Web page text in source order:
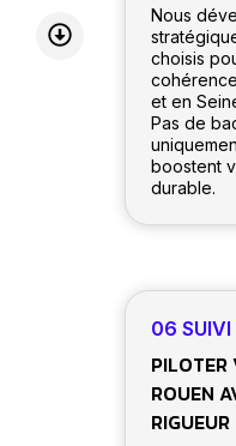
Nous
choisis
et en
Pas de
boostent
durable.
06 SUIVI
PILOTER
ROUEN
RIGUEUR